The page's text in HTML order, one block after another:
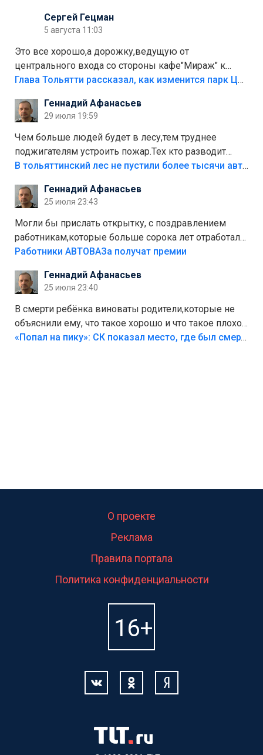
Сергей Гецман
5 августа 11:03
Это все хорошо,а дорожку,ведущую от
центрального входа со стороны кафе"Мираж" к
аттракционам слабо доделать?А то бордюры
лежала в парке и испортилась.Да еще,видимо,часть
украли.
Глава Тольятти рассказал, как изменится парк Центрального района
Геннадий Афанасьев
29 июля 19:59
Чем больше людей будет в лесу,тем труднее
поджигателям устроить пожар.Тех кто разводит
костры,тех надо безбожно штрафовать.Камер полно
Штрафы мизерные.
В тольяттинский лес не пустили более тысячи автомобилей
Геннадий Афанасьев
25 июля 23:43
Могли бы прислать открытку, с поздравлением
работникам,которые больше сорока лет отработали
на предприятии.
Работники АВТОВАЗа получат премии
Геннадий Афанасьев
25 июля 23:40
В смерти ребёнка виноваты родители,которые не
объяснили ему, что такое хорошо и что такое плохо!
Лезть через такой забор,верх безумия,есть же
«Попал на пику»: СК показал место, где был смертельно травмирован ребенок в Тольятти
О проекте
Реклама
Правила портала
Политика конфиденциальности